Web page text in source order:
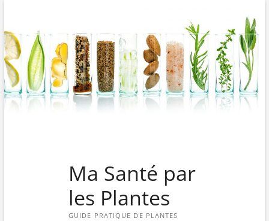
content
Ma Santé par
les Plantes
GUIDE PRATIQUE DE PLANTES